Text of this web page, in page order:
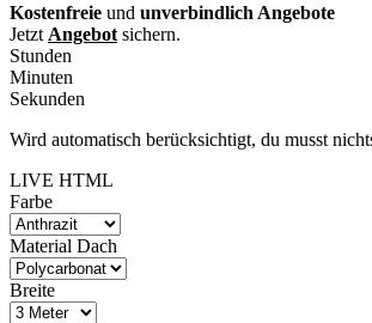
Kostenfreie und unverbindlich Angebote
Jetzt Angebot sichern.
Stunden
Minuten
Sekunden
Wird automatisch berücksichtigt, du musst
LIVE HTML
Farbe
Material Dach
Breite